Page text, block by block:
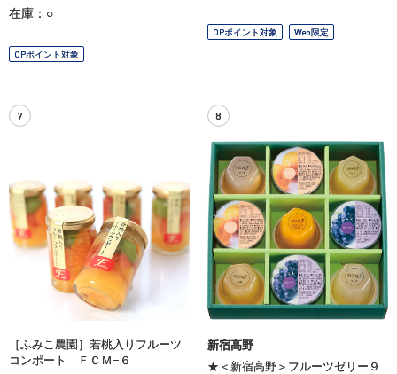
在庫：○
OPポイント対象
OPポイント対象 Web限定
7
［ふみこ農園］若桃入りフルーツ
コンポート ＦＣＭ−６
8
新宿高野
★＜新宿高野＞フルーツゼリー９